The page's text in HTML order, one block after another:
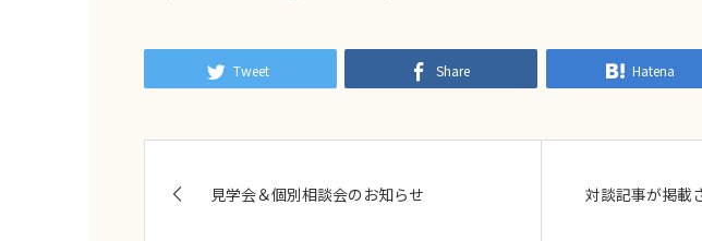
Tweet Share Hatena
見学会＆個別相談会のお知らせ 対談記事が掲載